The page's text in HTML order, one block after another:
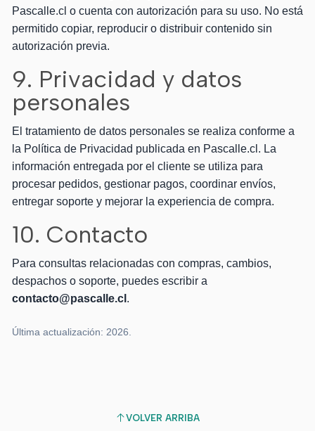
Pascalle.cl o cuenta con autorización para su uso. No está
permitido copiar, reproducir o distribuir contenido sin
autorización previa.
9. Privacidad y datos
personales
El tratamiento de datos personales se realiza conforme a
la Política de Privacidad publicada en Pascalle.cl. La
información entregada por el cliente se utiliza para
procesar pedidos, gestionar pagos, coordinar envíos,
entregar soporte y mejorar la experiencia de compra.
10. Contacto
Para consultas relacionadas con compras, cambios,
despachos o soporte, puedes escribir a
contacto@pascalle.cl .
Última actualización: 2026.
VOLVER ARRIBA